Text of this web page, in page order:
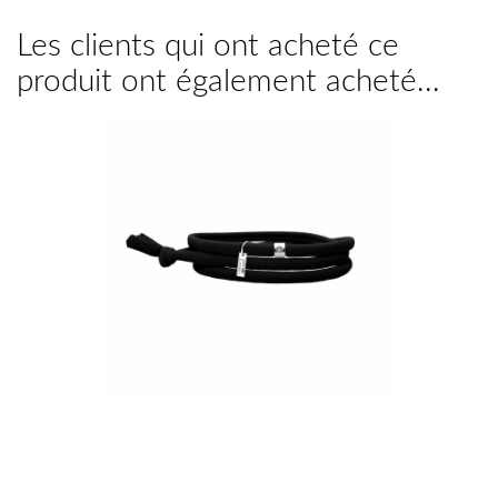
Les clients qui ont acheté ce
produit ont également acheté...